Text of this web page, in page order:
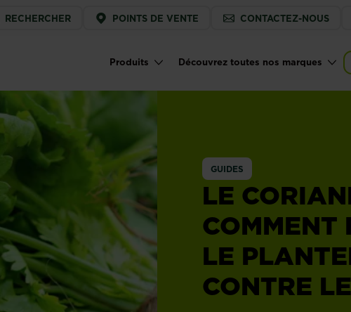
RECHERCHER POINTS DE VENTE CONTACTEZ-NOUS
Main navigation
Produits Découvrez toutes nos marques
GUIDES
LE
COMMENT
LE
CONTRE